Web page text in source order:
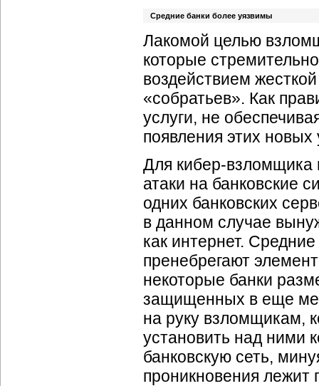
Средние банки более уязвимы
Лакомой целью
которые
воздействием
«собратьев». Как
услуги, не
появления этих новых
Для кибер-взломщика
атаки на банковские
одних банковских
в данном случае
как интернет.
пренебрегают
некоторые банки
защищенных в еще
на руку взломщикам,
установить над ними
банковскую сеть,
проникновения лежит